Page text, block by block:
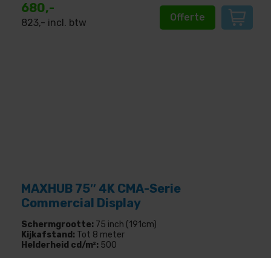
680,-
823,- incl. btw Offerte
MAXHUB 75″ 4K CMA-Serie
Commercial Display
Schermgrootte: 75 inch (191cm)
Kijkafstand: Tot 8 meter
Helderheid cd/m²: 500